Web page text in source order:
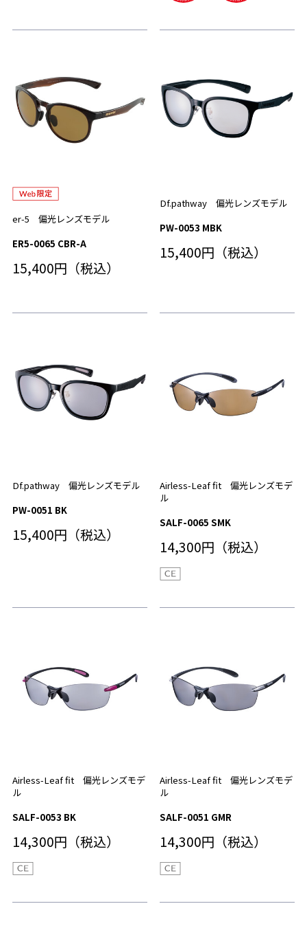
er-5 偏光レンズモデル
ER5-0065 CBR-A
15,400円（税込）
Df.pathway 偏光レンズモデル
PW-0053 MBK
15,400円（税込）
Df.pathway 偏光レンズモデル
PW-0051 BK
15,400円（税込）
Airless-Leaf fit 偏光レンズモデ
ル
SALF-0065 SMK
14,300円（税込）
Airless-Leaf fit 偏光レンズモデ
ル
SALF-0053 BK
14,300円（税込）
Airless-Leaf fit 偏光レンズモデ
ル
SALF-0051 GMR
14,300円（税込）